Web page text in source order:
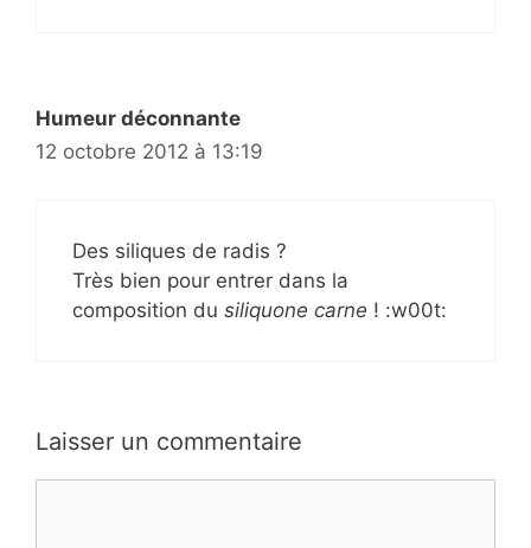
Humeur déconnante
12 octobre 2012 à 13:19
Des siliques de radis ?
Très bien pour entrer dans la
composition du siliquone carne ! :w00t:
Laisser un commentaire